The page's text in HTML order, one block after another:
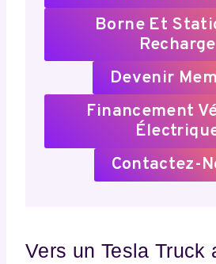
Borne Et
Recharge
Devenir
Financement
Contactez-
Vers un Tesla Truck